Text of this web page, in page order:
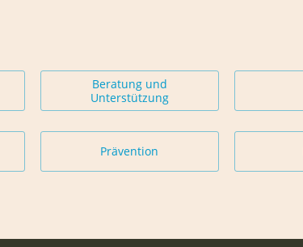
Beratung und
Unterstützung
Prävention